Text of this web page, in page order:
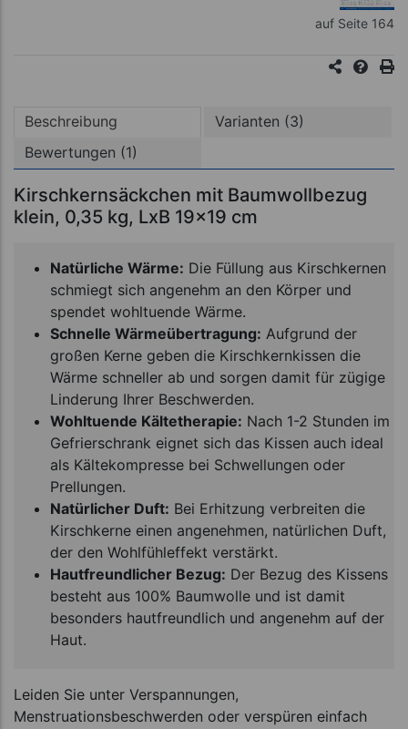
auf Seite 164
Beschreibung
Varianten (3)
Bewertungen (1)
Kirschkernsäckchen mit Baumwollbezug
klein, 0,35 kg, LxB 19x19 cm
Natürliche Wärme: Die Füllung aus Kirschkernen
schmiegt sich angenehm an den Körper und
spendet wohltuende Wärme.
Schnelle Wärmeübertragung: Aufgrund der
großen Kerne geben die Kirschkernkissen die
Wärme schneller ab und sorgen damit für zügige
Linderung Ihrer Beschwerden.
Wohltuende Kältetherapie: Nach 1-2 Stunden im
Gefrierschrank eignet sich das Kissen auch ideal
als Kältekompresse bei Schwellungen oder
Prellungen.
Natürlicher Duft: Bei Erhitzung verbreiten die
Kirschkerne einen angenehmen, natürlichen Duft,
der den Wohlfühleffekt verstärkt.
Hautfreundlicher Bezug: Der Bezug des Kissens
besteht aus 100% Baumwolle und ist damit
besonders hautfreundlich und angenehm auf der
Haut.
Leiden Sie unter Verspannungen,
Menstruationsbeschwerden oder verspüren einfach